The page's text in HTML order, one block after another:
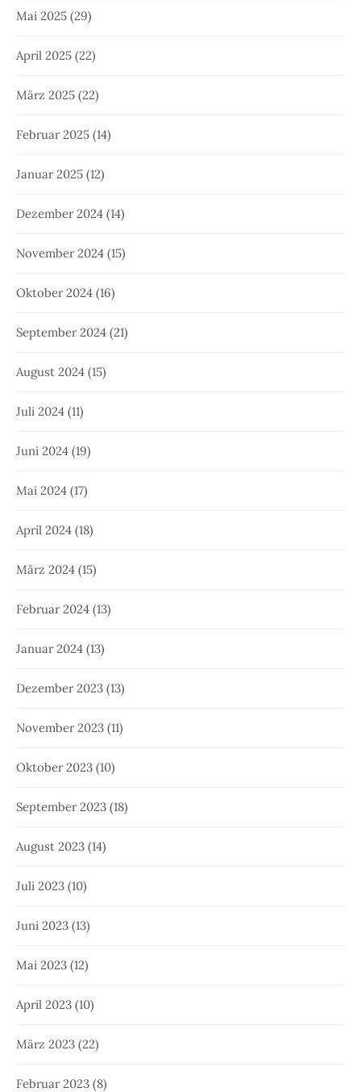
Mai 2025 (29)
April 2025 (22)
März 2025 (22)
Februar 2025 (14)
Januar 2025 (12)
Dezember 2024 (14)
November 2024 (15)
Oktober 2024 (16)
September 2024 (21)
August 2024 (15)
Juli 2024 (11)
Juni 2024 (19)
Mai 2024 (17)
April 2024 (18)
März 2024 (15)
Februar 2024 (13)
Januar 2024 (13)
Dezember 2023 (13)
November 2023 (11)
Oktober 2023 (10)
September 2023 (18)
August 2023 (14)
Juli 2023 (10)
Juni 2023 (13)
Mai 2023 (12)
April 2023 (10)
März 2023 (22)
Februar 2023 (8)